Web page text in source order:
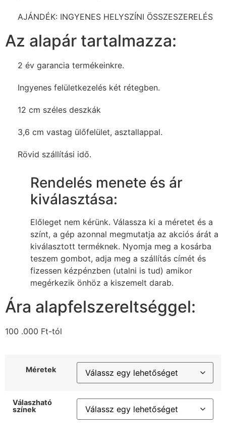
AJÁNDÉK: INGYENES HELYSZÍNI ÖSSZESZERELÉS
Az alapár tartalmazza:
2 év garancia termékeinkre.
Ingyenes felületkezelés két rétegben.
12 cm széles deszkák
3,6 cm vastag ülőfelület, asztallappal.
Rövid szállítási idő.
Rendelés menete és ár
kiválasztása:
Előleget nem kérünk. Válassza ki a méretet és a
színt, a gép azonnal megmutatja az akciós árát a
kiválasztott terméknek. Nyomja meg a kosárba
teszem gombot, adja meg a szállítás címét és
fizessen kézpénzben (utalni is tud) amikor
megérkezik önhöz a kiszemelt darab.
Ára alapfelszereltséggel:
100 .000 Ft-tól
Méretek
Válaszható
színek